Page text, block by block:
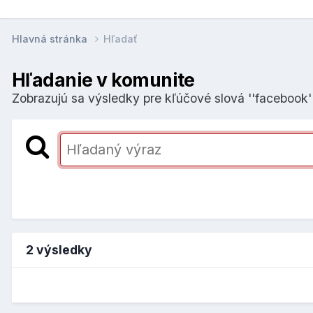
Hlavná stránka Hľadať
Hľadanie v komunite
Zobrazujú sa výsledky pre kľúčové slová
2 výsledky